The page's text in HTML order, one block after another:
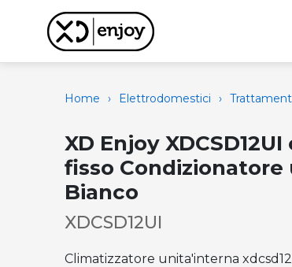
Home › Elettrodomestici ›
XD Enjoy
fisso
Bianco
XDCSD12UI
Climatizzatore unita'interna